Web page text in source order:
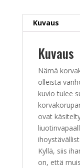
Kuvaus
Kuvaus
Nämä
olleista
kuvio tulee
ovat
Kyllä, siis
on, että